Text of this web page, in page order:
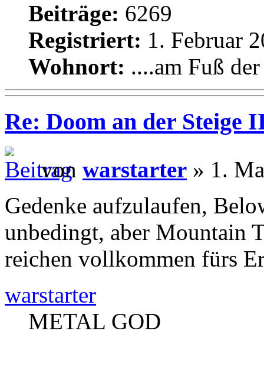
Beiträge: 6269
Registriert: 1. Februar
Wohnort: ....am Fuß
Re: Doom an der Steige
von warstarter » 1.
Gedenke aufzulaufen,
unbedingt, aber Mountain
reichen vollkommen fürs
warstarter
METAL GOD